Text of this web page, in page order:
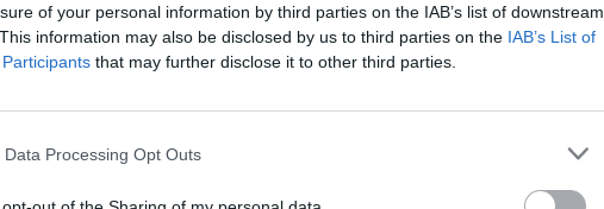
of your personal information by third parties on the IAB’s list of downstream
information may also be disclosed by us to third parties on the IAB’s List of
that may further disclose it to other third parties.
Data Processing Opt Outs